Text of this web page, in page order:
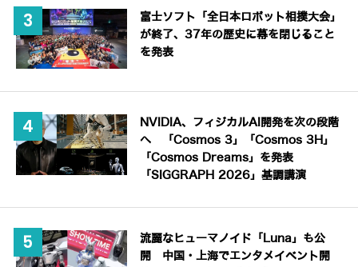
富士ソフト「全日本ロボット相撲大会」
が終了、37年の歴史に幕を閉じること
を発表
NVIDIA、フィジカルAI開発を次の段階
へ 「Cosmos 3」「Cosmos 3H」
「Cosmos Dreams」を発表
「SIGGRAPH 2026」基調講演
流麗なヒューマノイド「Luna」も公
開 中国・上海でエンタメイベント開